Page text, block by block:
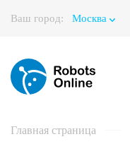
Ваш город: Москва
Главная страница